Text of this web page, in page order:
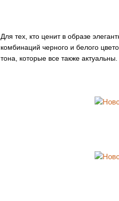
Для тех, кто ценит в образе
комбинаций черного и белого
тона, которые все также актуальны.